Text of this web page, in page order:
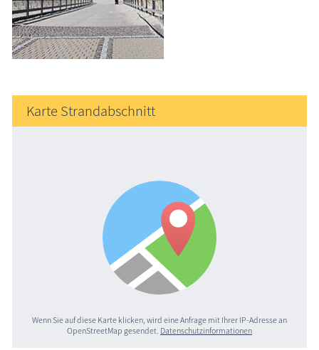
Karte Strandabschnitt
Wenn Sie auf diese Karte klicken, wird eine Anfrage mit Ihrer IP-Adresse an
OpenStreetMap gesendet. Datenschutzinformationen